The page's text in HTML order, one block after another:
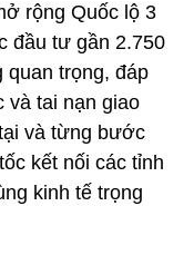
rộng Quốc lộ 3
đầu tư gần 2.750
quan trọng, đáp
và tai nạn giao
và từng bước
kết nối các tỉnh
kinh tế trọng